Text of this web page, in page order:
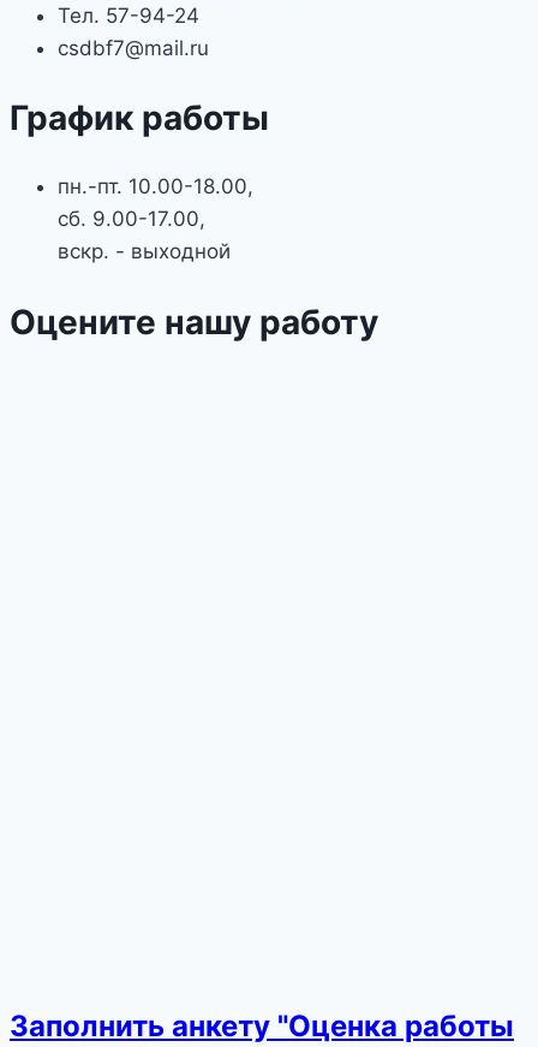
Тел. 57-94-24
csdbf7@mail.ru
График работы
пн.-пт. 10.00-18.00,
сб. 9.00-17.00,
вскр. - выходной
Оцените нашу работу
Заполнить анкету "Оценка работы